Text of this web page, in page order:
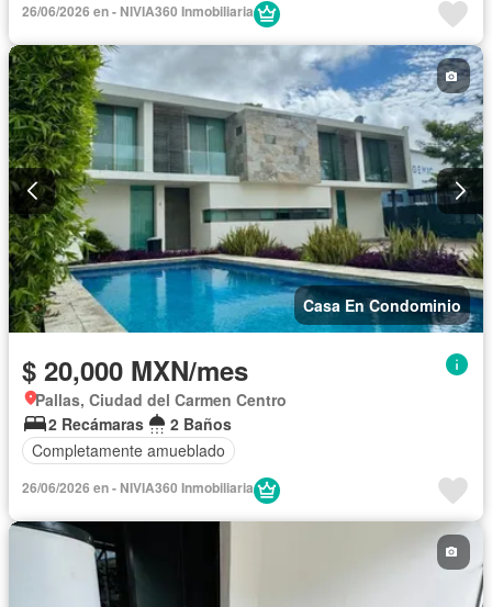
26/06/2026 en - NIVIA360 Inmobiliaria
Casa En Condominio
$ 20,000 MXN/mes
Pallas, Ciudad del Carmen Centro
2 Recámaras
2 Baños
Completamente amueblado
26/06/2026 en - NIVIA360 Inmobiliaria